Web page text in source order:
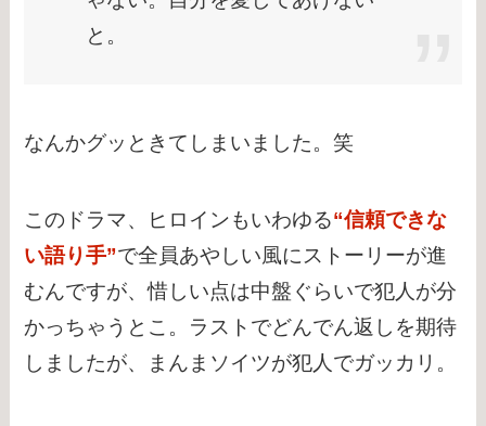
と。
なんかグッときてしまいました。笑
このドラマ、ヒロインもいわゆる“信頼できな
い語り手”で全員あやしい風にストーリーが進
むんですが、惜しい点は中盤ぐらいで犯人が分
かっちゃうとこ。ラストでどんでん返しを期待
しましたが、まんまソイツが犯人でガッカリ。